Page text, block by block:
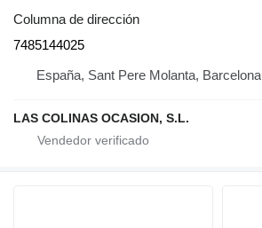
Columna de dirección
7485144025
España, Sant Pere Molanta, Barcelona
LAS COLINAS OCASION, S.L.